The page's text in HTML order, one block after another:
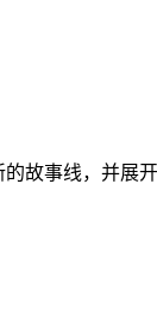
故事线，并展